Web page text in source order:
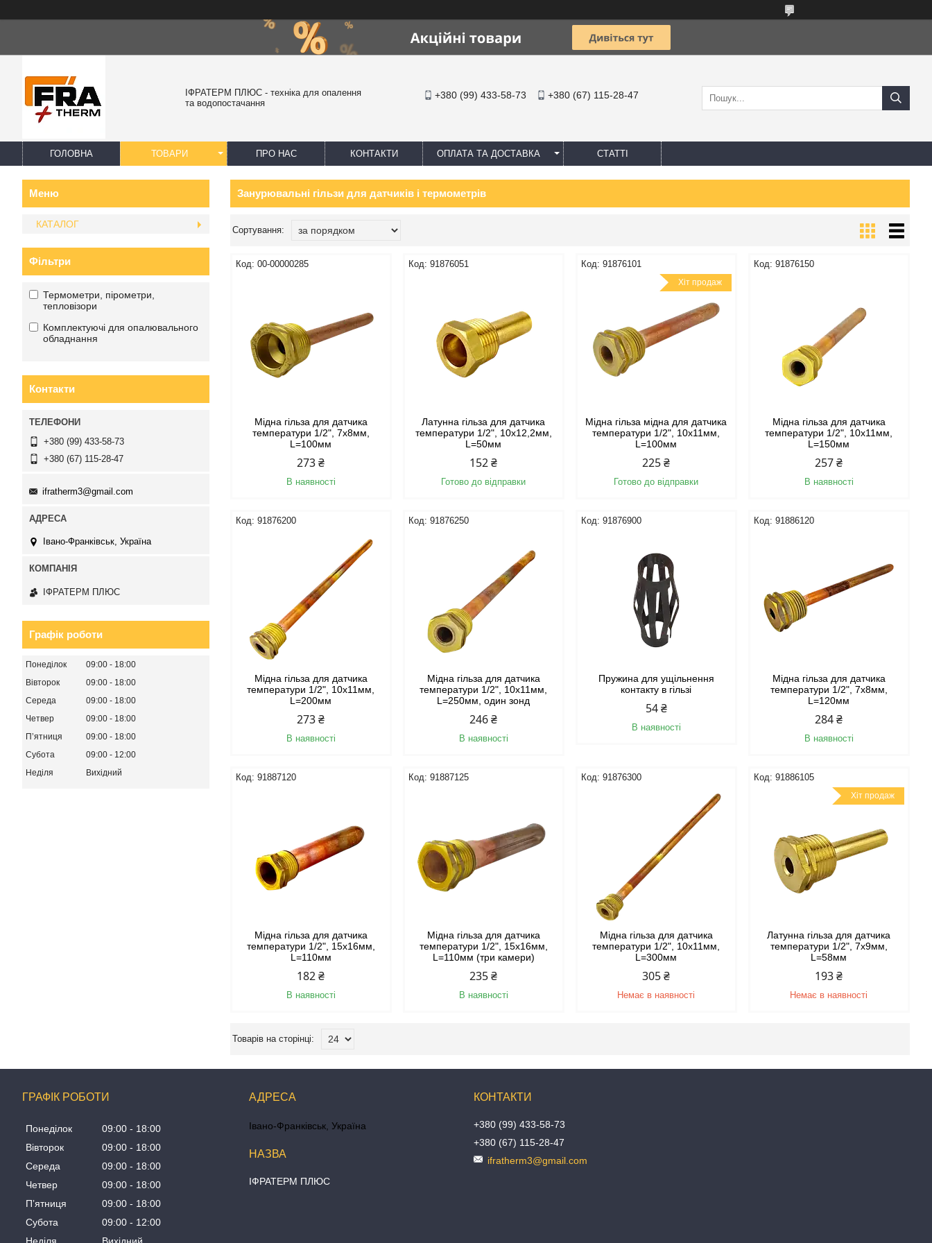
ІФРАТЕРМ ПЛЮС - техніка для опалення
та водопостачання
+380 (99) 433-58-73 +380 (67) 115-28-47
ГОЛОВНА ТОВАРИ ПРО НАС КОНТАКТИ ОПЛАТА ТА ДОСТАВКА СТАТТІ
Занурювальні гільзи для датчиків і термометрів
00-00000285
Мідна гільза для датчика
температури 1/2", 7х8мм,
L=100мм
273 ₴
В наявності
91876051
Латунна гільза для датчика
температури 1/2", 10х12,2мм,
L=50мм
152 ₴
Готово до відправки
91876101
Хіт продаж
Мідна гільза мідна для датчика
температури 1/2", 10х11мм,
L=100мм
225 ₴
Готово до відправки
91876150
Мідна гільза для датчика
температури 1/2", 10х11мм,
L=150мм
257 ₴
В наявності
91876200
Мідна гільза для датчика
температури 1/2", 10х11мм,
L=200мм
273 ₴
В наявності
91876250
Мідна гільза для датчика
температури 1/2", 10х11мм,
L=250мм, один зонд
246 ₴
В наявності
91876900
Пружина для ущільнення
контакту в гільзі
54 ₴
В наявності
91886120
Мідна гільза для датчика
температури 1/2", 7х8мм,
L=120мм
284 ₴
В наявності
91887120
Мідна гільза для датчика
температури 1/2", 15х16мм,
L=110мм
182 ₴
В наявності
91887125
Мідна гільза для датчика
температури 1/2", 15х16мм,
L=110мм (три камери)
235 ₴
В наявності
91876300
Мідна гільза для датчика
температури 1/2", 10х11мм,
L=300мм
305 ₴
Немає в наявності
91886105
Хіт продаж
Латунна гільза для датчика
температури 1/2", 7х9мм,
L=58мм
193 ₴
Немає в наявності
КАТАЛОГ
Фільтри
Термометри, пірометри,
тепловізори
Комплектуючі для опалювального
обладнання
Контакти
+380 (99) 433-58-73
+380 (67) 115-28-47
ifratherm3@gmail.com
Івано-Франківськ, Україна
ІФРАТЕРМ ПЛЮС
Графік роботи
Понеділок 09:00
18:00
Вівторок
09:00
18:00
Середа
09:00
18:00
Четвер
09:00
18:00
Пʼятниця
09:00
18:00
Субота
09:00
12:00
Неділя
Вихідний
ГРАФІК РОБОТИ
Понеділок 09:00
18:00
Вівторок
09:00
18:00
Середа
09:00
18:00
Четвер
09:00
18:00
Пʼятниця
09:00
18:00
Субота
09:00
12:00
Івано-Франківськ, Україна
ІФРАТЕРМ ПЛЮС
+380 (99) 433-58-73
+380 (67) 115-28-47
ifratherm3@gmail.com